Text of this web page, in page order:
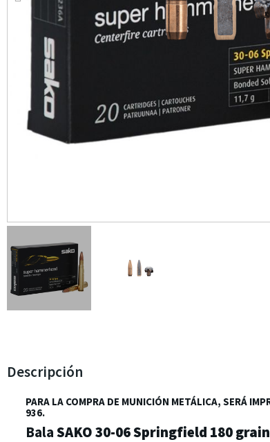
Descripción
PARA LA COMPRA DE MUNICIÓN METÁLICA, SERÁ
936.
BalaSAKO30-06 Springfield 180